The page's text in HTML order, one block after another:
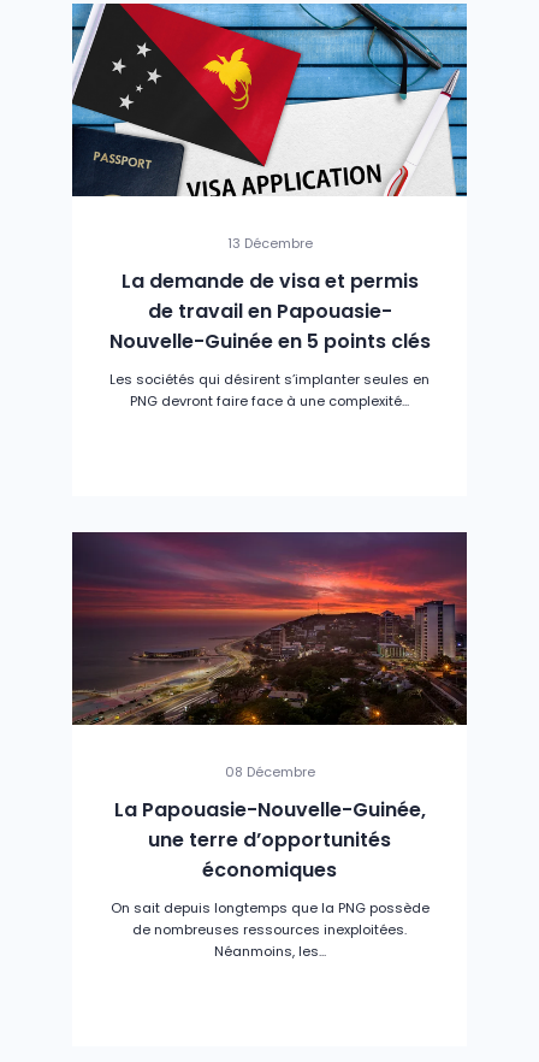
13 Décembre
La demande de visa et permis
de travail en Papouasie-
Nouvelle-Guinée en 5 points clés
Les sociétés qui désirent s’implanter seules en
PNG devront faire face à une complexité...
08 Décembre
La Papouasie-Nouvelle-Guinée,
une terre d’opportunités
économiques
On sait depuis longtemps que la PNG possède
de nombreuses ressources inexploitées.
Néanmoins, les...